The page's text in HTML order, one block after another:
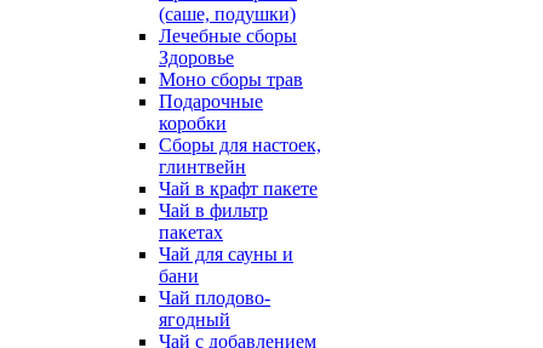
(саше, подушки)
Лечебные сборы
Здоровье
Моно сборы трав
Подарочные
коробки
Сборы для настоек,
глинтвейн
Чай в крафт пакете
Чай в фильтр
пакетах
Чай для сауны и
бани
Чай плодово-
ягодный
Чай с добавлением